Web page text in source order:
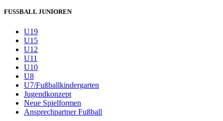
FUSSBALL JUNIOREN
U19
U15
U12
U11
U10
U8
U7/Fußballkindergarten
Jugendkonzept
Neue Spielformen
Ansprechpartner Fußball